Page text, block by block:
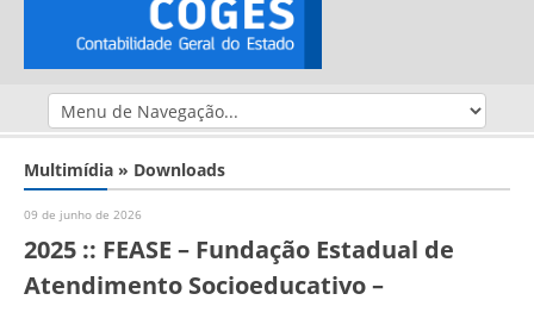
Multimídia » Downloads
09 de junho de 2026
2025 :: FEASE – Fundação Estadual de
Atendimento Socioeducativo –